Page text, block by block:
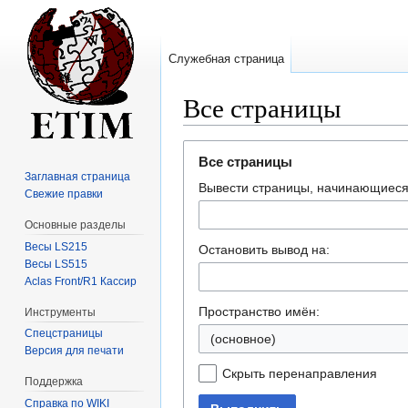
Все страницы
навигации
поиску
Все страницы
Вывести страницы,
Остановить вывод на:
Пространство имён:
(основное)
Скрыть перенаправления
Служебная страница
Заглавная страница
Свежие правки
Основные разделы
Весы LS215
Весы LS515
Aclas Front/R1 Кассир
Инструменты
Спецстраницы
Версия для печати
Поддержка
Справка по WIKI